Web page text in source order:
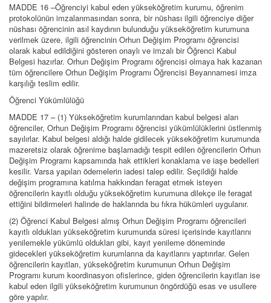
MADDE 16 –Öğrenciyi kabul eden yükseköğretim kurumu, öğrenim
protokolünün imzalanmasından sonra, bir nüshası ilgili öğrenciye diğer
nüshası öğrencinin asıl kaydının bulunduğu yükseköğretim kurumuna
verilmek üzere, ilgili öğrencinin Orhun Değişim Programı öğrencisi
olarak kabul edildiğini gösteren onaylı ve imzalı bir Öğrenci Kabul
Belgesi hazırlar. Orhun Değişim Programı öğrencisi olmaya hak kazanan
tüm öğrencilere Orhun Değişim Programı Öğrencisi Beyannamesi imza
karşılığı teslim edilir.
Öğrenci Yükümlülüğü
MADDE 17 – (1) Yükseköğretim kurumlarından kabul belgesi alan
öğrenciler, Orhun Değişim Programı öğrencisi yükümlülüklerini üstlenmiş
sayılırlar. Kabul belgesi aldığı halde gidilecek yükseköğretim kurumunda
mazeretsiz olarak öğrenime başlamadığı tespit edilen öğrencilerin Orhun
Değişim Programı kapsamında hak ettikleri konaklama ve iaşe bedelleri
kesilir. Varsa yapılan ödemelerin iadesi talep edilir. Seçildiği halde
değişim programına katılma hakkından feragat etmek isteyen
öğrencilerin kayıtlı olduğu yükseköğretim kurumuna dilekçe ile feragat
ettiğini bildirmeleri halinde de haklarında bu fıkra hükümleri uygulanır.
(2) Öğrenci Kabul Belgesi almış Orhun Değişim Programı öğrencileri
kayıtlı oldukları yükseköğretim kurumunda süresi içerisinde kayıtlarını
yenilemekle yükümlü oldukları gibi, kayıt yenileme döneminde
gidecekleri yükseköğretim kurumlarına da kayıtlarını yaptırırlar. Gelen
öğrencilerin kayıtları, yükseköğretim kurumunun Orhun Değişim
Programı kurum koordinasyon ofislerince, giden öğrencilerin kayıtları ise
kabul eden ilgili yükseköğretim kurumunun öngördüğü esas ve usullere
göre yapılır.